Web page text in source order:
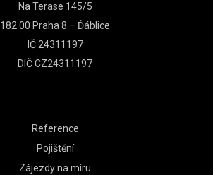
Na Terase 145/5
182 00 Praha 8 – Ďáblice
IČ 24311197
DIČ CZ24311197
Reference
Pojištění
Zájezdy na míru